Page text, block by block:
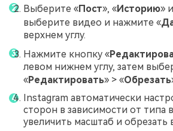
Выберите «Пост», «Историю»
выберите видео и нажмите «
верхнем углу.
Нажмите кнопку «
левом нижнем углу, затем
«Редактировать» > «Обрезать
Instagram автоматически
сторон в зависимости от типа
увеличить масштаб и